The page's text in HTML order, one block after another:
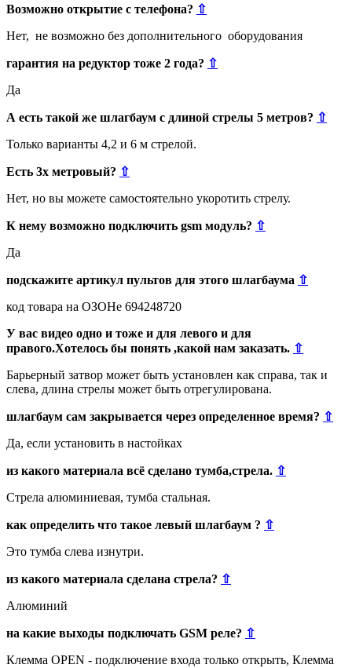
Возможно открытие с телефона? ⇧
Нет, не возможно без дополнительного оборудования
гарантия на редуктор тоже 2 года? ⇧
Да
А есть такой же шлагбаум с длиной стрелы 5 метров? ⇧
Только варианты 4,2 и 6 м стрелой.
Есть 3х метровый? ⇧
Нет, но вы можете самостоятельно укоротить стрелу.
К нему возможно подключить gsm модуль? ⇧
Да
подскажите артикул пультов для этого шлагбаума ⇧
код товара на ОЗОНе 694248720
У вас видео одно и тоже и для левого и для
правого.Хотелось бы понять ,какой нам заказать. ⇧
Барьерный затвор может быть установлен как справа, так и
слева, длина стрелы может быть отрегулирована.
шлагбаум сам закрывается через определенное время? ⇧
Да, если установить в настойках
из какого материала всё сделано тумба,стрела. ⇧
Стрела алюминиевая, тумба стальная.
как определить что такое левый шлагбаум ? ⇧
Это тумба слева изнутри.
из какого материала сделана стрела? ⇧
Алюминий
на какие выходы подключать GSM реле? ⇧
Клемма OPEN - подключение входа только открыть, Клемма